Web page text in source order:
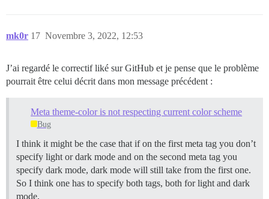
mk0r Novembre 3, 2022, 12:53
17
J’ai regardé le correctif liké sur GitHub et je pense que le problème
pourrait être celui décrit dans mon message précédent :
Meta theme-color is not respecting current color scheme
Bug
I think it might be the case that if on the first meta tag you don’t
specify light or dark mode and on the second meta tag you
specify dark mode, dark mode will still take from the first one.
So I think one has to specify both tags, both for light and dark
mode.